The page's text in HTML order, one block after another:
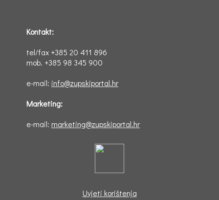
Kontakt:
tel/fax +385 20 411 896
mob. +385 98 345 900
e-mail: info@zupskiportal.hr
Marketing:
e-mail: marketing@zupskiportal.hr
Uvjeti korištenja